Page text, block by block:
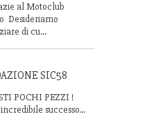
al Motoclub
Desideriamo
di cu...
SIC58
POCHI PEZZI !
successo...